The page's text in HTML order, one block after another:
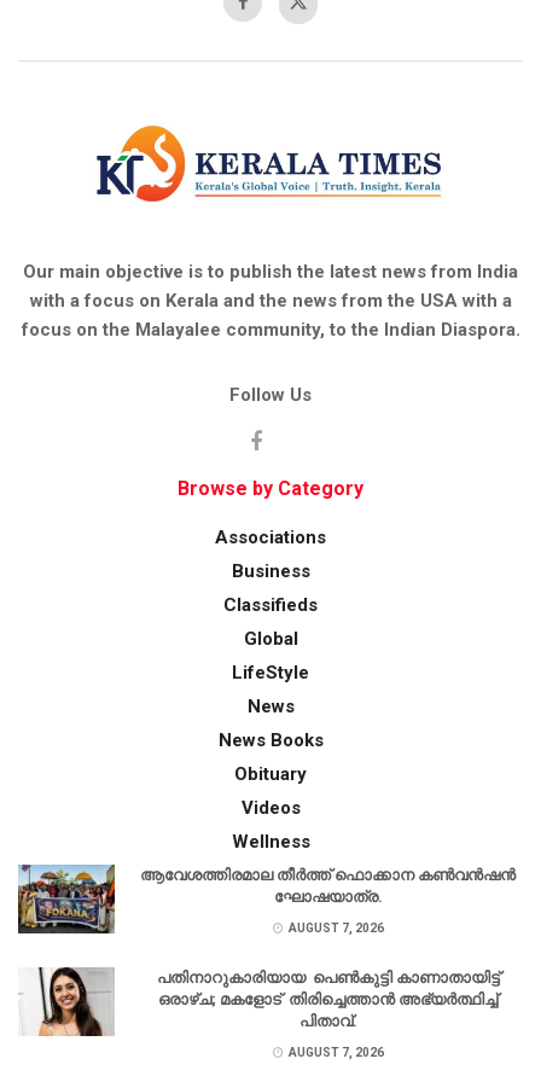
Our main objective is to publish the latest news from India
with a focus on Kerala and the news from the USA with a
focus on the Malayalee community, to the Indian Diaspora.
Follow Us
Browse by Category
Associations
Business
Classifieds
Global
LifeStyle
News
News Books
Obituary
Videos
Wellness
ആവേശത്തിരമാല തീർത്ത് ഫൊക്കാന കൺവൻഷൻ
ഘോഷയാത്ര.
AUGUST 7, 2026
പതിനാറുകാരിയായ പെൺകുട്ടി കാണാതായിട്ട്
ഒരാഴ്ച; മകളോട് തിരിച്ചെത്താൻ അഭ്യർത്ഥിച്ച്
പിതാവ്.
AUGUST 7, 2026